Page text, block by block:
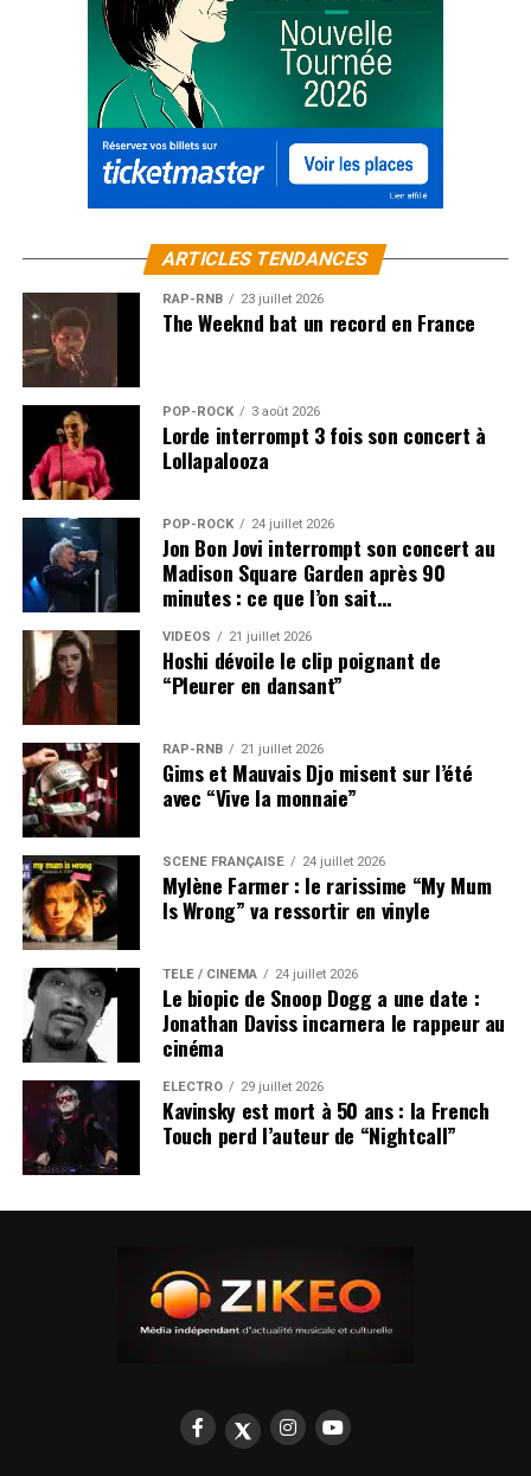
ARTICLES TENDANCES
RAP-RNB 23 juillet 2026
The Weeknd bat un record en France
POP-ROCK 3 août 2026
Lorde interrompt 3 fois son concert à
Lollapalooza
POP-ROCK 24 juillet 2026
Jon Bon Jovi interrompt son concert au
Madison Square Garden après 90
minutes : ce que l’on sait…
VIDEOS 21 juillet 2026
Hoshi dévoile le clip poignant de
“Pleurer en dansant”
RAP-RNB 21 juillet 2026
Gims et Mauvais Djo misent sur l’été
avec “Vive la monnaie”
SCÈNE FRANÇAISE 24 juillet 2026
Mylène Farmer : le rarissime “My Mum
Is Wrong” va ressortir en vinyle
TÉLÉ / CINÉMA 24 juillet 2026
Le biopic de Snoop Dogg a une date :
Jonathan Daviss incarnera le rappeur au
cinéma
ÉLECTRO 29 juillet 2026
Kavinsky est mort à 50 ans : la French
Touch perd l’auteur de “Nightcall”